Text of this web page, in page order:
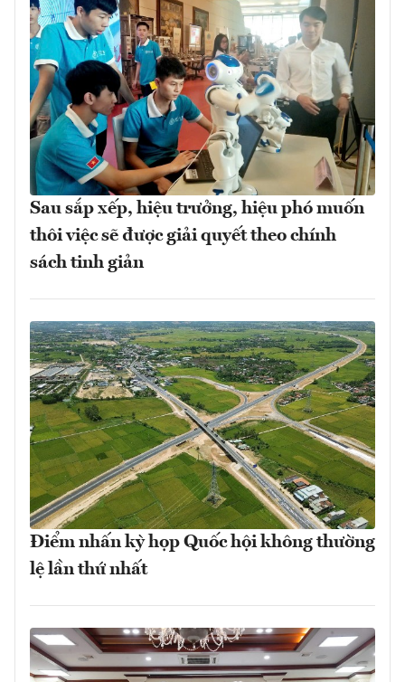
Sau sắp xếp, hiệu trưởng, hiệu phó muốn
thôi việc sẽ được giải quyết theo chính
sách tinh giản
Điểm nhấn kỳ họp Quốc hội không thường
lệ lần thứ nhất